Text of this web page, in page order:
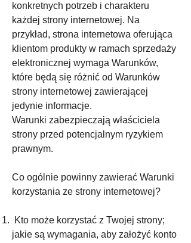
konkretnych potrzeb i charakteru
każdej strony internetowej. Na
przykład, strona internetowa oferująca
klientom produkty w ramach sprzedaży
elektronicznej wymaga Warunków,
które będą się różnić od Warunków
strony internetowej zawierającej
jedynie informacje.
Warunki zabezpieczają właściciela
strony przed potencjalnym ryzykiem
prawnym.
Co ogólnie powinny zawierać Warunki
korzystania ze strony internetowej?
Kto może korzystać z Twojej strony;
jakie są wymagania, aby założyć konto